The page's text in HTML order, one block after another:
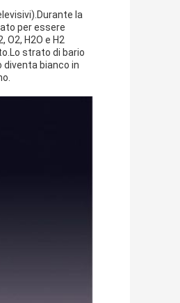
la
per essere
H2O e H2
strato di bario
bianco in